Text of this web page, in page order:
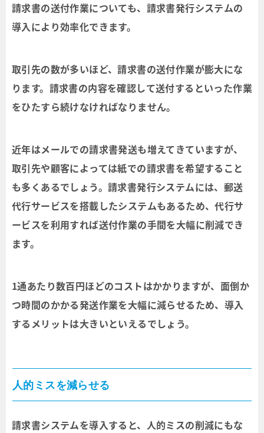
請求書の送付作業についても、請求書発行システムの
導入により効率化できます。
取引先の数が多いほど、請求書の送付作業が膨大にな
ります。請求書の内容を確認して送付するといった作業
をひたすら続けなければなりません。
近年はメールでの請求書発送も増えてきていますが、
取引先や顧客によっては紙での請求書を希望すること
も多くあるでしょう。請求書発行システムには、郵送
代行サービスを搭載したシステムもあるため、代行サ
ービスを利用すれば送付作業の手間を大幅に削減でき
ます。
1通あたり数百円ほどのコストはかかりますが、面倒か
つ時間のかかる発送作業を大幅に減らせるため、導入
するメリットは大きいといえるでしょう。
人的ミスを減らせる
請求書システムを導入すると、人的ミスの削減にもな